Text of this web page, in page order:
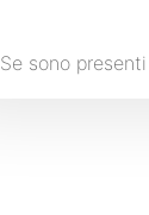
Se sono